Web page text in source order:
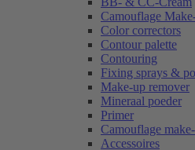
Camouflage
Color correctors
Contour palette
Contouring
Fixing sprays &
Make-up remover
Mineraal poeder
Primer
Camouflage
Accessoires